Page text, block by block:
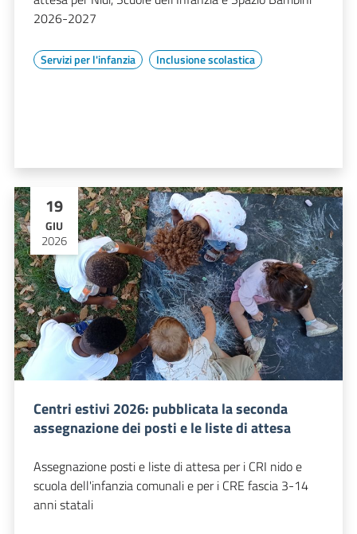
2026-2027
Servizi per l'infanzia Inclusione scolastica
19
GIU
2026
Centri estivi 2026: pubblicata la seconda
assegnazione dei posti e le liste di attesa
Assegnazione posti e liste di attesa per i CRI nido e
scuola dell'infanzia comunali e per i CRE fascia 3-14
anni statali